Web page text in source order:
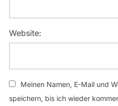
Website:
Meinen Namen, E-Mail und
speichern, bis ich wieder